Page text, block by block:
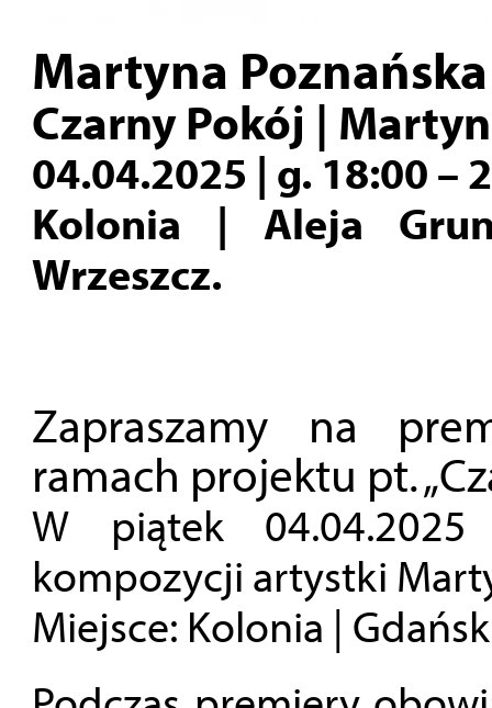
Martyna
Czarny Pokój |
04.04.2025 | g. 18:00 –
Kolonia | Aleja
Wrzeszcz.
Zapraszamy na
ramach projektu pt.
W piątek
kompozycji artystki
Miejsce: Kolonia |